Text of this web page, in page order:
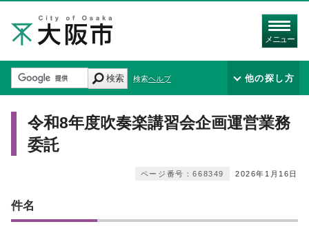
メニュー
検索 検索ヘルプ 他の探し方
令和8年度吹奏楽講習会企画運営業務
委託
2026年1月16日
ページ番号：668349
件名